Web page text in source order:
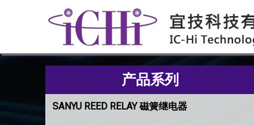
产品系列
SANYU REED RELAY 磁簧继电器